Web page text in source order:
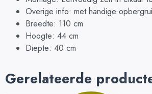
Overige info: met handige
Breedte: 110 cm
Hoogte: 44 cm
Diepte: 40 cm
Gerelateerde